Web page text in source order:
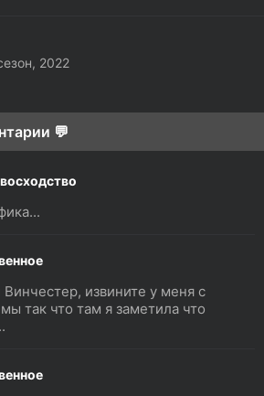
2022
💬
извините у меня с
так что там я заметила что